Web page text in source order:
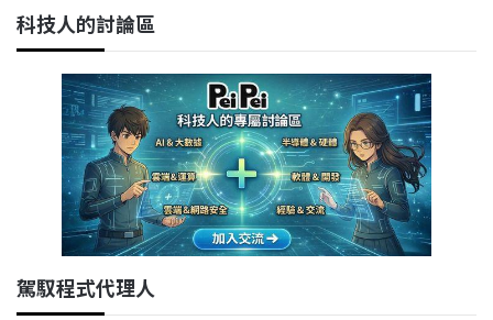
科技人的討論區
駕馭程式代理人